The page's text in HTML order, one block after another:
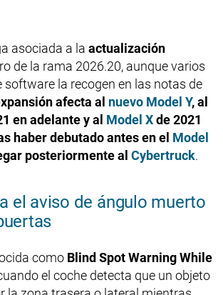
asociada a la actualización
de la rama 2026.20, aunque varios
software la recogen en las notas de
afecta al nuevo Model Y, al
en adelante y al Model Xde 2021
haber debutado antes en el Model
posteriormente al Cybertruck.
el aviso de ángulo muerto
como Blind Spot Warning While
el coche detecta que un objeto